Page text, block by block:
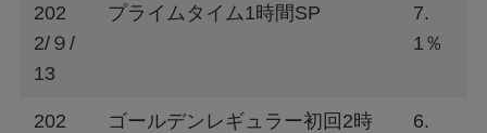
202
2/９/
13
プライムタイム1時間SP
7.
1％
202
ゴールデンレギュラー初回2時
6.